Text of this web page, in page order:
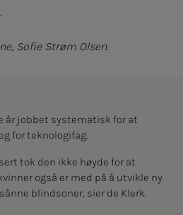
Sofie Strøm Olsen.
år jobbet systematisk for at
for teknologifag.
tok den ikke høyde for at
også er med på å utvikle ny
blindsoner, sier de Klerk.